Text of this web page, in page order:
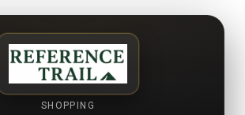
SHOPPING